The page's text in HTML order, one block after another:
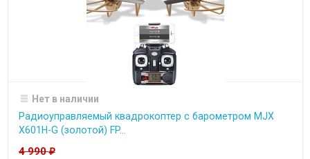
Нет в наличии
Радиоуправляемый квадрокоптер с барометром MJX
X601H-G (золотой) FP...
4 990₽